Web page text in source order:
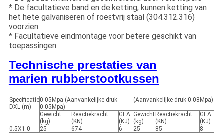
* De facultatieve band en de ketting, kunnen ketting van
het hete galvaniseren of roestvrij staal (304.312.316)
voorzien
* Facultatieve eindmontage voor betere geschikt van
toepassingen
Technische prestaties van
marien rubberstootkussen
Specificatie
DXL (m)
0.05Mpa (Aanvankelijke druk
0.05Mpa)
(Aanvankelijke druk 0.08Mpa)
Gewicht
(kg)
Reactiekracht
(KN)
GEA
(KJ)
Gewicht
(kg)
Reactiekracht
(KN)
GEA
(KJ)
0.5X1.0
25 674 6 25 85
8